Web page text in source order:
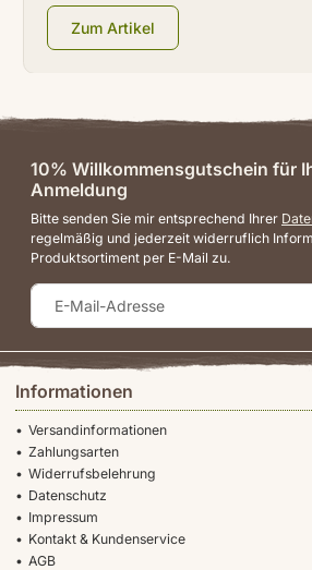
Zum Artikel
Informationen
Versandinformationen
Zahlungsarten
Widerrufsbelehrung
Datenschutz
Impressum
Kontakt & Kundenservice
AGB
10% Willkommensgutschein für
Anmeldung
Bitte senden Sie mir entsprechend Ihrer
regelmäßig und jederzeit widerruflich
Produktsortiment per E-Mail zu.